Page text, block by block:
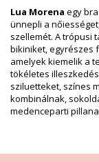
SKU: 1981123021
EAN: XS
L
Szállító
Súly: 45g / 0.1lb
Retusált képek
Ápolási
Preto
Lua Morena egy
ünnepli a
szellemét. A trópusi
bikiniket, egyrészes
amelyek kiemelik a
tökéletes
sziluetteket, színes
kombinálnak,
medenceparti